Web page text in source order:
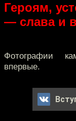
Героям,
— слава и
Фотографии
впервые.